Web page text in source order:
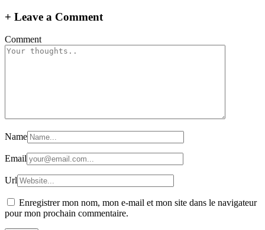
+ Leave a Comment
Comment
Name
Email
Url
Enregistrer mon nom, mon e-mail et mon site dans le navigateur
pour mon prochain commentaire.